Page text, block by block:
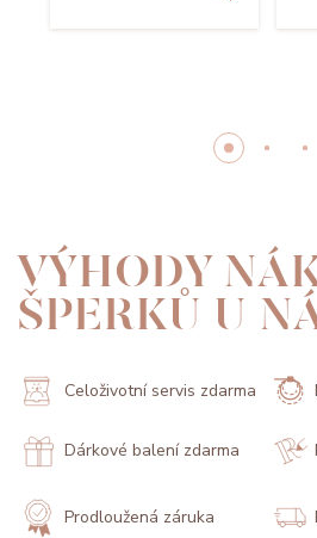
VÝHODY
ŠPERKŮ U
Celoživotní servis zdarma
Dárkové balení zdarma
Prodloužená záruka